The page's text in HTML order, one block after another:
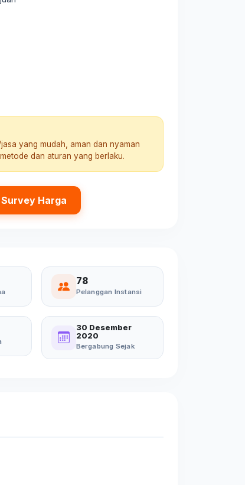
yang mudah, aman dan nyaman
dan aturan yang berlaku.
Harga
78
Pelanggan Instansi
30 Desember
2020
Bergabung Sejak